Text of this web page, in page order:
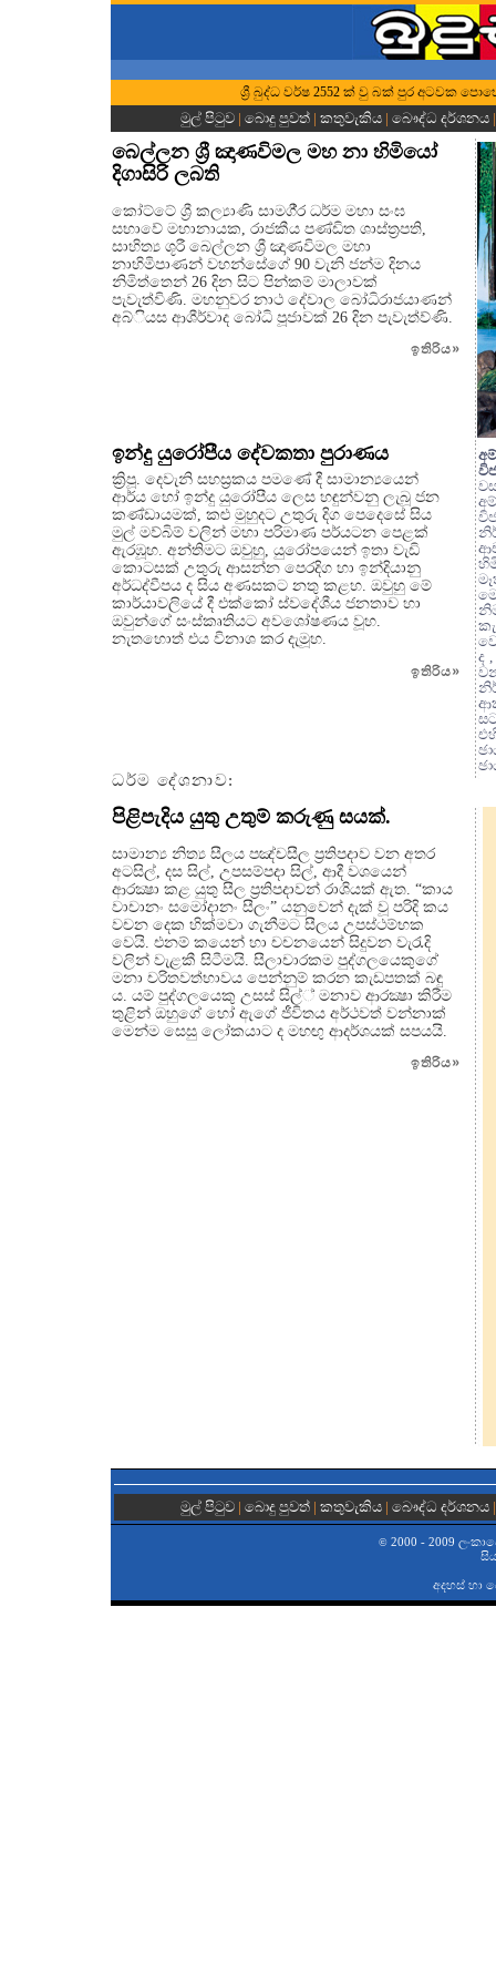
ශ්‍රී බුද්ධ වර්ෂ 2552 ක් වු බක් පුර අටවක
මුල් පිටුව | බොදු පුවත්| කතුවැකිය| බෞද්ධ දර්ශනය
බෙල්ලන ශ්‍රී ඤාණවිමල මහ නා හිමියෝ
දිගාසිරි ලබති
කෝට්ටේ ශ්‍රී කල්‍යාණි සාමගී‍්‍ර ධර්ම මහා සංඝ
සභාවේ මහානායක, රාජකීය පණ්ඩිත ශාස්ත්‍රපති,
සාහිත්‍ය ශූරී බෙල්ලන ශ්‍රී ඤාණවිමල මහා
නාහිමිපාණන් වහන්සේගේ 90 වැනි ජන්ම දිනය
නිමිත්තෙන් 26 දින සිට පින්කම් මාලාවක්
පැවැත්විණි. මහනුවර නාථ දේවාල බෝධිරාජයාණන්
අබ්ියස ආශීර්වාද බෝධි පූජාවක් 26 දින පැවැත්ව්ණි.
ඉතිරිය»
ඉන්දු යුරෝපීය දේවකතා පුරාණය
ක්‍රිපූ. දෙවැනි සහස්‍රකය පමණේ දී සාමාන්‍යයෙන්
ආර්ය හෝ ඉන්දු යුරෝපීය ලෙස හඳුන්වනු ලැබූ ජන
කණ්ඩායමක්, කළු මුහුදට උතුරු දිග පෙදෙසේ සිය
මුල් මව්බිම් වලින් මහා පරිමාණ පර්යටන පෙළක්
ඇරඹූහ. අන්තිමට ඔවුහු, යුරෝපයෙන් ඉතා වැඩි
කොටසක් උතුරු ආසන්න පෙරදිග හා ඉන්දියානු
අර්ධද්වීපය ද සිය අණසකට නතු කළහ. ඔවුහු මේ
කාර්යාවලියේ දී එක්කෝ ස්වදේශීය ජනතාව හා
ඔවුන්ගේ සංස්කෘතියට අවශෝෂණය වූහ.
නැතහොත් එය විනාශ කර දැමූහ.
ඉතිරිය»
ධර්ම දේශනාව:
පිළිපැදිය යුතු උතුම් කරුණු සයක්.
සාමාන්‍ය නිත්‍ය සීලය පඤ්චසීල ප්‍රතිපදාව වන අතර
අටසිල්, දස සිල්, උපසම්පදා සිල්, ආදී වශයෙන්
ආරක්‍ෂා කළ යුතු සීල ප්‍රතිපදාවන් රාශියක් ඇත. “කාය
වාචානං සමෝදානං සීලං” යනුවෙන් දැක් වූ පරිදි කය
වචන දෙක හික්මවා ගැනීමට සීලය උපස්ථම්භක
වෙයි. එනම් කයෙන් හා චචනයෙන් සිදුවන වැරැදි
වලින් වැළකී සිටීමයි. සීලාචාරකම පුද්ගලයෙකුගේ
මනා චරිතවත්භාවය පෙන්නුම් කරන කැඩපතක් බඳු
ය. යම් පුද්ගලයෙකු උසස් සිල්් මනාව ආරක්‍ෂා කිරීම
තුළින් ඔහුගේ හෝ ඇගේ ජීවිතය අර්ථවත් වන්නාක්
මෙන්ම සෙසු ලෝකයාට ද මහඟු ආදර්ශයක් සපයයි.
ඉතිරිය»
ද
මුල් පිටුව | බොදු පුවත්| කතුවැකිය| බෞද්ධ දර්ශනය
©2000 - 2009
අදහස් හා